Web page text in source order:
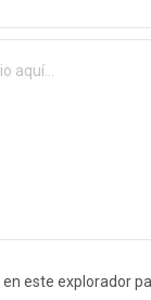
este explorador